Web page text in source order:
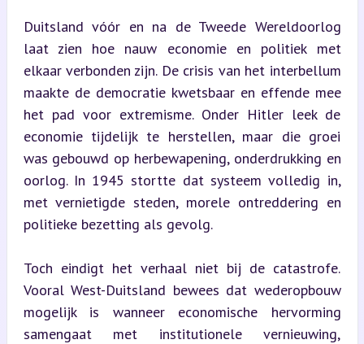
Duitsland vóór en na de Tweede Wereldoorlog
laat zien hoe nauw economie en politiek met
elkaar verbonden zijn. De crisis van het interbellum
maakte de democratie kwetsbaar en effende mee
het pad voor extremisme. Onder Hitler leek de
economie tijdelijk te herstellen, maar die groei
was gebouwd op herbewapening, onderdrukking en
oorlog. In 1945 stortte dat systeem volledig in,
met vernietigde steden, morele ontreddering en
politieke bezetting als gevolg.
Toch eindigt het verhaal niet bij de catastrofe.
Vooral West-Duitsland bewees dat wederopbouw
mogelijk is wanneer economische hervorming
samengaat met institutionele vernieuwing,